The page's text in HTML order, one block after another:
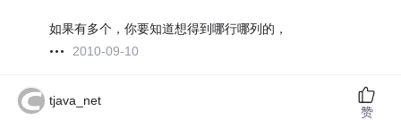
如果有多个，你要知道想得到哪行哪列的，
2010-09-10
tjava_net
赞